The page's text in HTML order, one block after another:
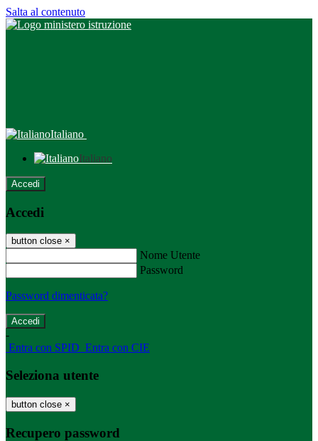
Salta al contenuto
Italiano
Italiano
Accedi
Accedi
button close ×
Nome Utente
Password
Password dimenticata?
-
Entra con SPID Entra con CIE
Seleziona utente
button close ×
Recupero password